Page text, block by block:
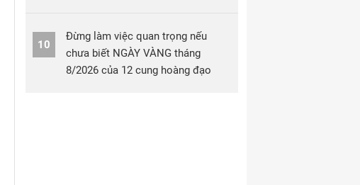
10
Đừng làm việc quan trọng nếu
chưa biết NGÀY VÀNG tháng
8/2026 của 12 cung hoàng đạo